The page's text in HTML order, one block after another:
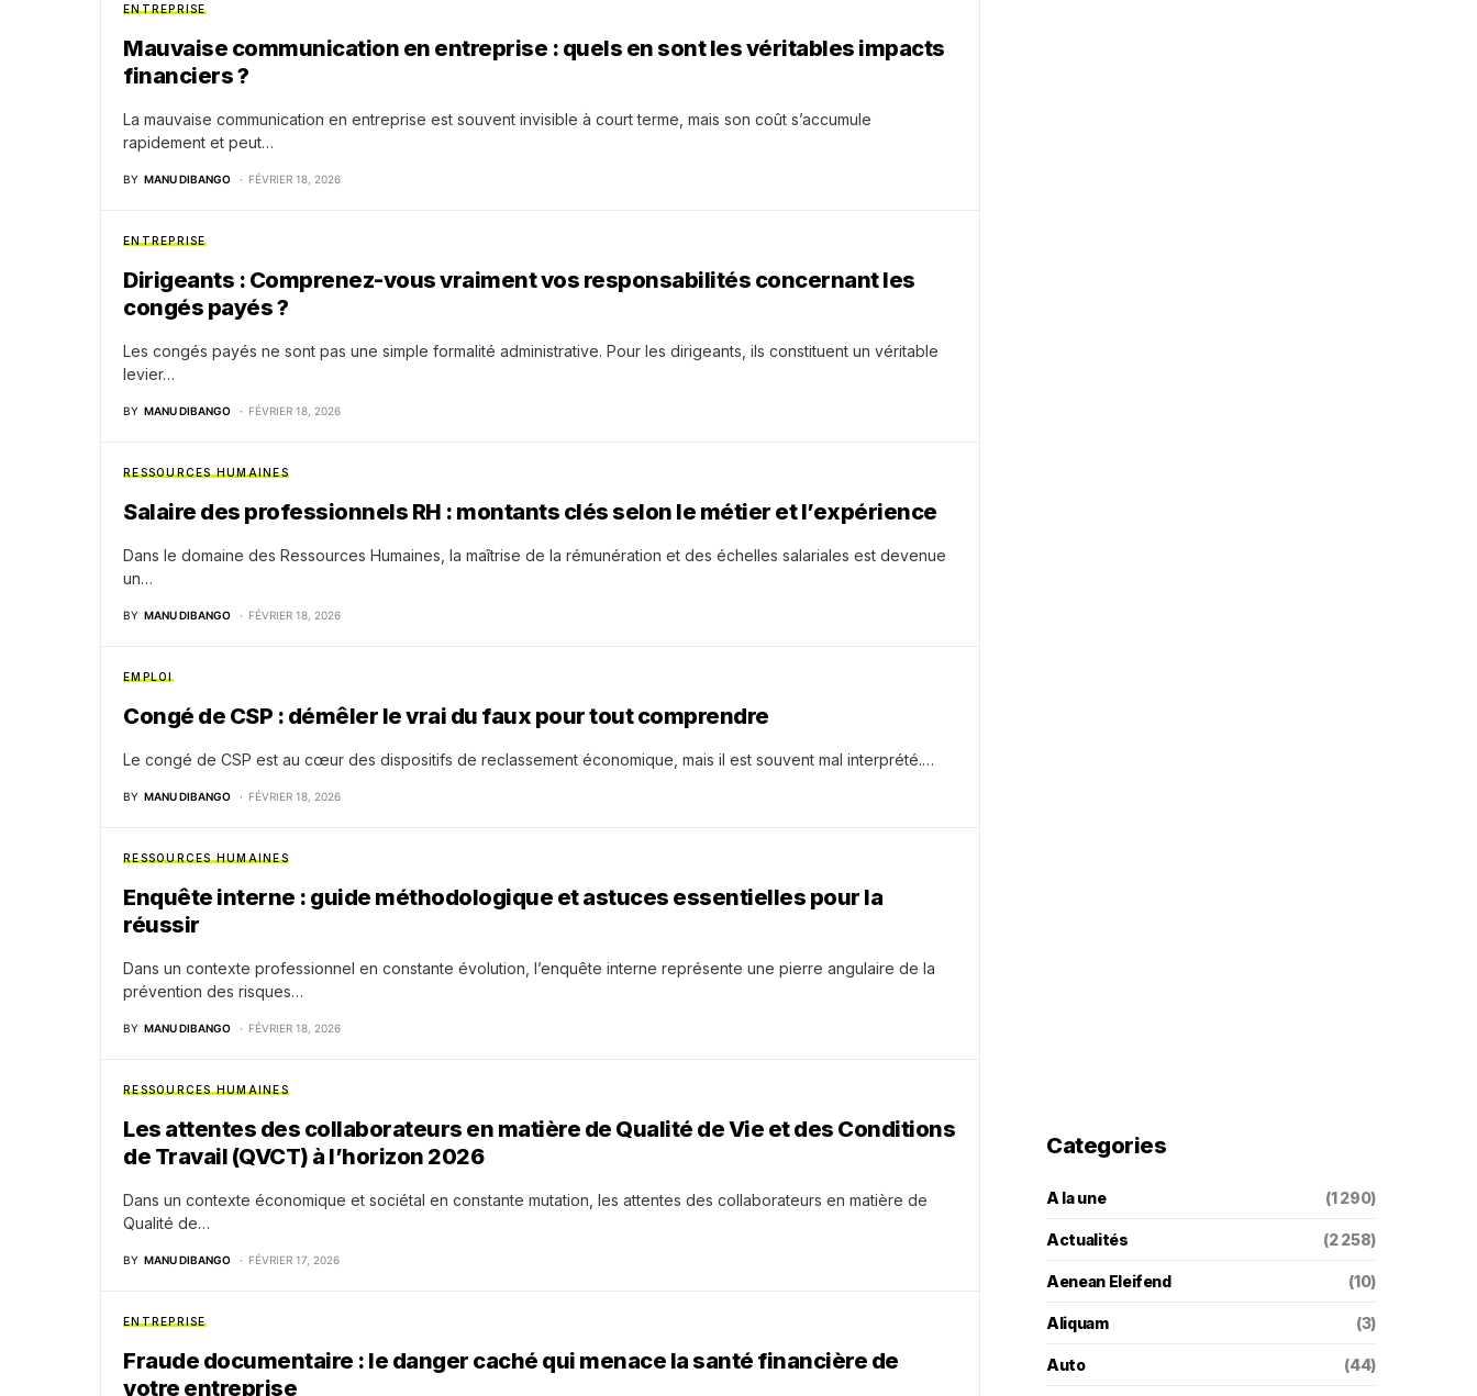
ENTREPRISE
Mauvaise communication en entreprise : quels en sont les véritables impacts
financiers ?
La mauvaise communication en entreprise est souvent invisible à court terme, mais son coût s’accumule
rapidement et peut…
BY MANU DIBANGO FÉVRIER 18, 2026
ENTREPRISE
Dirigeants : Comprenez-vous vraiment vos responsabilités concernant les
congés payés ?
Les congés payés ne sont pas une simple formalité administrative. Pour les dirigeants, ils constituent un véritable
levier…
BY MANU DIBANGO FÉVRIER 18, 2026
RESSOURCES HUMAINES
Salaire des professionnels RH : montants clés selon le métier et l’expérience
Dans le domaine des Ressources Humaines, la maîtrise de la rémunération et des échelles salariales est devenue
un…
BY MANU DIBANGO FÉVRIER 18, 2026
EMPLOI
Congé de CSP : démêler le vrai du faux pour tout comprendre
Le congé de CSP est au cœur des dispositifs de reclassement économique, mais il est souvent mal interprété.…
BY MANU DIBANGO FÉVRIER 18, 2026
RESSOURCES HUMAINES
Enquête interne : guide méthodologique et astuces essentielles pour la
réussir
Dans un contexte professionnel en constante évolution, l’enquête interne représente une pierre angulaire de la
prévention des risques…
BY MANU DIBANGO FÉVRIER 18, 2026
RESSOURCES HUMAINES
Les attentes des collaborateurs en matière de Qualité de Vie et des Conditions
de Travail (QVCT) à l’horizon 2026
Dans un contexte économique et sociétal en constante mutation, les attentes des collaborateurs en matière de
Qualité de…
BY MANU DIBANGO FÉVRIER 17, 2026
ENTREPRISE
Fraude documentaire : le danger caché qui menace la santé financière de
votre entreprise
Categories
A la une (1 290)
Actualités (2 258)
Aenean Eleifend (10)
Aliquam (3)
Auto (44)